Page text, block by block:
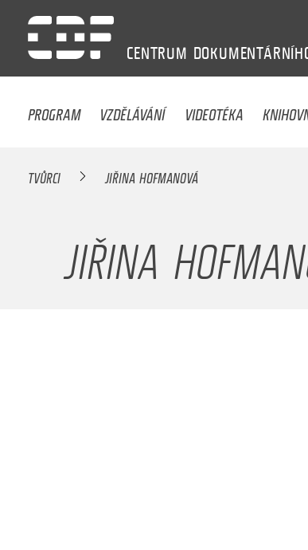
CENTRUM
PROGRAM VZDĚLÁVÁNÍ VIDEOTÉKA
TVŮRCI JIŘINA HOFMANOVÁ
JIŘINA